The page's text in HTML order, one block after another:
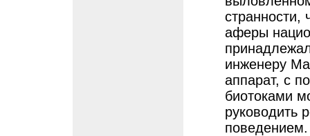
странности,
аферы
инженеру
аппарат, с
биотоками
руководить
поведением.